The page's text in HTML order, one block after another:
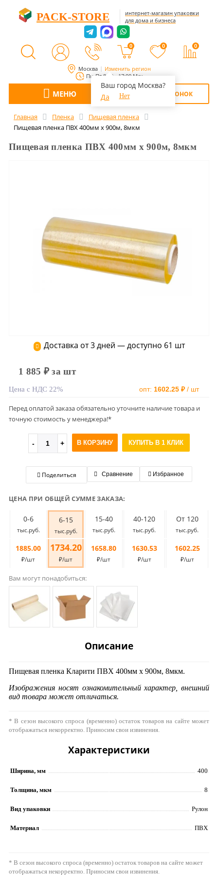
Москва Изменить регион
Ваш город Москва?
Да
Нет
Пн-Пт 8:00 - 17:00 Мск
PACK-STORE
интернет-магазин упаковки
для дома и бизнеса
0 0 0
МЕНЮ ОБРАТНЫЙ ЗВОНОК
Главная Пленка
Пищевая пленка
Пищевая пленка ПВХ 400мм х 900м, 8мкм
Пищевая пленка ПВХ 400мм х 900м, 8мкм
Доставка от 3 дней — доступно 61 шт
1 885 ₽ за шт
Цена с НДС 22% опт: 1602.25 ₽/ шт
Перед оплатой заказа обязательно уточните наличие товара и
точную стоимость у менеджера!*
В КОРЗИНУ КУПИТЬ В 1 КЛИК
Поделиться Сравнение Избранное
ЦЕНА ПРИ ОБЩЕЙ СУММЕ ЗАКАЗА:
0-6
тыс.руб.
6-15
тыс.руб.
15-40
тыс.руб.
40-120
тыс.руб.
От 120
тыс.руб.
1885.00
₽/шт
1734.20
₽/шт
1658.80
₽/шт
1630.53
₽/шт
1602.25
₽/шт
Вам могут понадобиться:
Описание
Пищевая пленка Кларити ПВХ 400мм х 900м, 8мкм.
Изображения носят ознакомительный характер, внешний
вид товара может отличаться.
* В сезон высокого спроса (временно) остаток товаров на сайте может
отображаться некорректно. Приносим свои извинения.
Характеристики
Ширина, мм 400
Толщина, мкм 8
Вид упаковки Рулон
Материал ПВХ
* В сезон высокого спроса (временно) остаток товаров на сайте может
отображаться некорректно. Приносим свои извинения.